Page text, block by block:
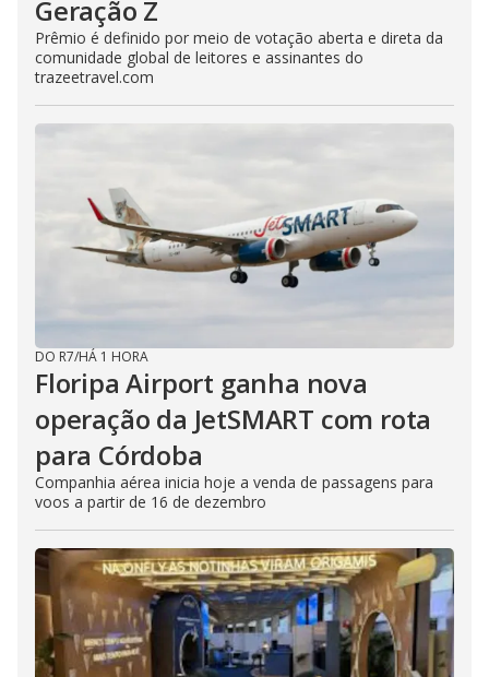
Geração Z
Prêmio é definido por meio de votação aberta e direta da
comunidade global de leitores e assinantes do
trazeetravel.com
DO R7/HÁ 1 HORA
Floripa Airport ganha nova
operação da JetSMART com rota
para Córdoba
Companhia aérea inicia hoje a venda de passagens para
voos a partir de 16 de dezembro